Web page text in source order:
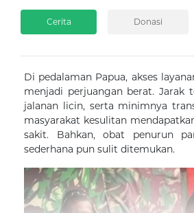
Cerita Donasi
Di pedalaman Papua, akses
menjadi perjuangan berat. Jarak
jalanan licin, serta minimnya
masyarakat kesulitan
sakit. Bahkan, obat penurun
sederhana pun sulit ditemukan.